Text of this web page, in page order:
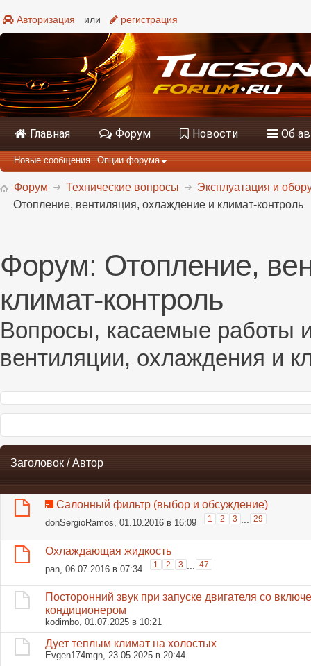
Авторизация или регистрация
Главная Форум Новости Об
Новые сообщения Опции форума
Форум Технические вопросы
Эксплуатация и
Отопление, вентиляция, охлаждение и климат-контроль
Форум: Отопление,
климат-контроль
Вопросы, касаемые работы
вентиляции, охлаждения и
Заголовок /Автор
Салонный фильтр (выбор и обсуждение)
donSergioRamos , 01.10.2016 в 16:09 1 2 3 29
Охлаждающая жидкость
pan , 06.07.2016 в 07:34 1 2 3 ... 47
Посторонний звук при запуске двигателя со
кондиционером
kodimbo, 01.07.2025 в 10:21
Дует теплым климат на холостых
Evgen174mgn , 23.05.2025 в 20:44